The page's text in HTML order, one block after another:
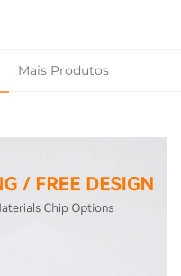
Mais Produtos